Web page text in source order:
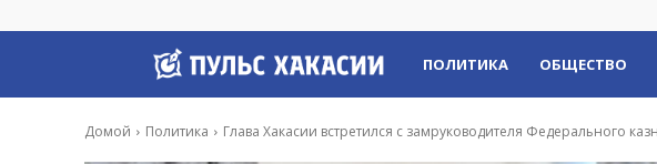
Пульс
Хакасии
ПОЛИТИКА ОБЩЕСТВО
Домой Политика Глава Хакасии встретился с замруководителя Федерального